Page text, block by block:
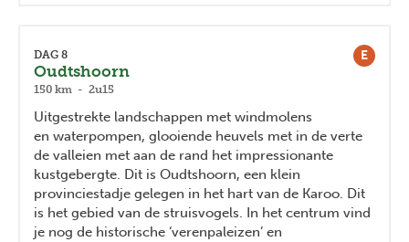
E
DAG 8
Oudtshoorn
150 km - 2u15
Uitgestrekte landschappen met windmolens
en waterpompen, glooiende heuvels met in de verte
de valleien met aan de rand het impressionante
kustgebergte. Dit is Oudtshoorn, een klein
provinciestadje gelegen in het hart van de Karoo. Dit
is het gebied van de struisvogels. In het centrum vind
je nog de historische ‘verenpaleizen’ en